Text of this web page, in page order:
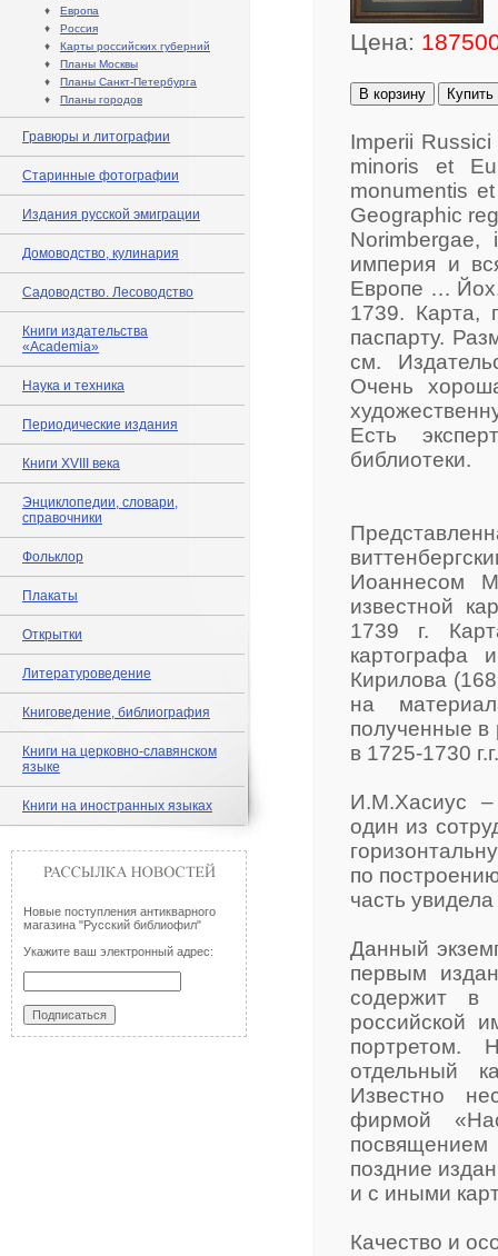
♦ Европа
♦ Россия
♦ Карты российских губерний
♦ Планы Москвы
♦ Планы Санкт-Петербурга
♦ Планы городов
Гравюры и литографии
Старинные фотографии
Издания русской эмиграции
Домоводство, кулинария
Садоводство. Лесоводство
Книги издательства
«Academia»
Наука и техника
Периодические издания
Книги XVIII века
Энциклопедии, словари,
справочники
Фольклор
Плакаты
Открытки
Литературоведение
Книговедение, библиография
Книги на церковно-славянском
языке
Книги на иностранных языках
Новые поступления антикварного
магазина "Русский библиофил"
Укажите ваш электронный адрес:
Цена:
В корзину Купить
Imperii
minoris et
monumentis
Geographic
Norimbergae,
империя и
Европе …
1739. Карта,
паспарту.
см.
Очень
Есть
библиотеки.
Иоаннесом
известной
1739 г.
картографа
Кирилова
на
полученные в
в 1725-1730 г.г.
И.М.Хасиус –
один из
по
часть
Данный
первым
содержит в
российской
портретом.
отдельный
Известно
фирмой
поздние
и с иными
Качество и